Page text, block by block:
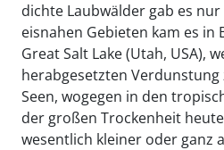
dichte Laubwälder gab es
eisnahen Gebieten kam es in
Great Salt Lake (Utah, USA),
herabgesetzten
Seen, wogegen in den
der großen Trockenheit
wesentlich kleiner oder ganz